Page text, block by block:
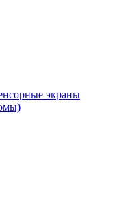
экраны